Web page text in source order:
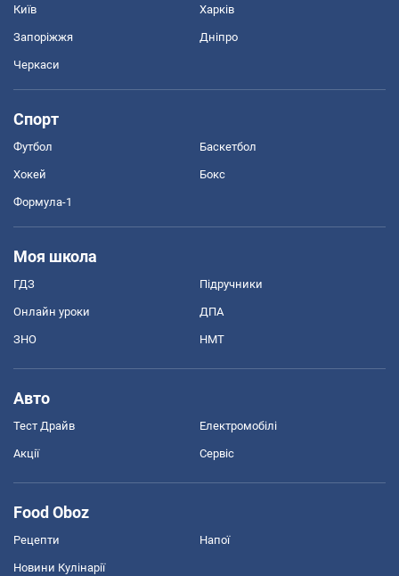
Київ Харків
Запоріжжя Дніпро
Черкаси
Спорт
Футбол Баскетбол
Хокей Бокс
Формула-1
Моя школа
ГДЗ Підручники
Онлайн уроки ДПА
ЗНО НМТ
Авто
Тест Драйв Електромобілі
Акції Сервіс
Food Oboz
Рецепти Напої
Новини Кулінарії